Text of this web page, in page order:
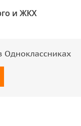
и ЖКХ
Одноклассниках